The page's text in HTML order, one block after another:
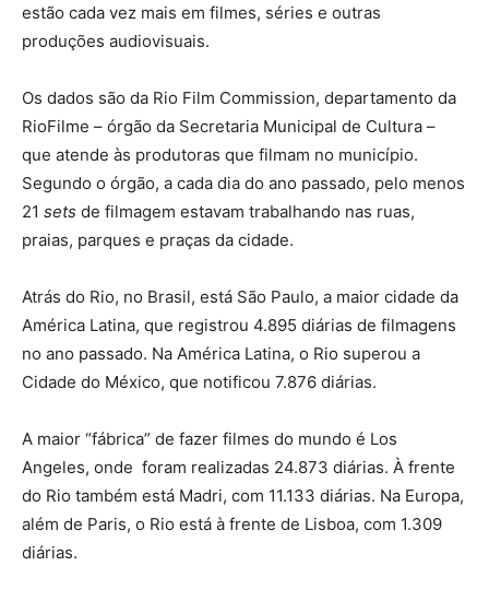
estão cada vez mais em filmes, séries e outras
produções audiovisuais.
Os dados são da Rio Film Commission, departamento da
RioFilme – órgão da Secretaria Municipal de Cultura –
que atende às produtoras que filmam no município.
Segundo o órgão, a cada dia do ano passado, pelo menos
21 sets de filmagem estavam trabalhando nas ruas,
praias, parques e praças da cidade.
Atrás do Rio, no Brasil, está São Paulo, a maior cidade da
América Latina, que registrou 4.895 diárias de filmagens
no ano passado. Na América Latina, o Rio superou a
Cidade do México, que notificou 7.876 diárias.
A maior “fábrica” de fazer filmes do mundo é Los
Angeles, onde foram realizadas 24.873 diárias. À frente
do Rio também está Madri, com 11.133 diárias. Na Europa,
além de Paris, o Rio está à frente de Lisboa, com 1.309
diárias.